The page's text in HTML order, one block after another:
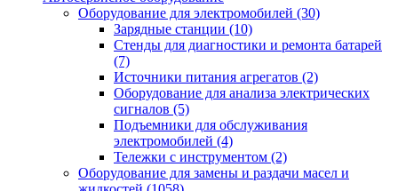
Оборудование для электромобилей (30)
Зарядные станции (10)
Стенды для диагностики и ремонта батарей
(7)
Источники питания агрегатов (2)
Оборудование для анализа электрических
сигналов (5)
Подъемники для обслуживания
электромобилей (4)
Тележки с инструментом (2)
Оборудование для замены и раздачи масел и